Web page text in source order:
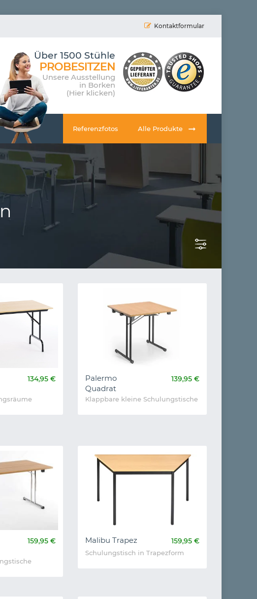
Kontaktformular
Über 1500 Stühle
PROBESITZEN
Unsere Ausstellung
in Borken
(Hier klicken)
Referenzfotos Alle Produkte
134,95 €
Palermo
Quadrat
139,95 €
Klappbare kleine Schulungstische
159,95 € Malibu Trapez 159,95 €
Schulungstisch in Trapezform